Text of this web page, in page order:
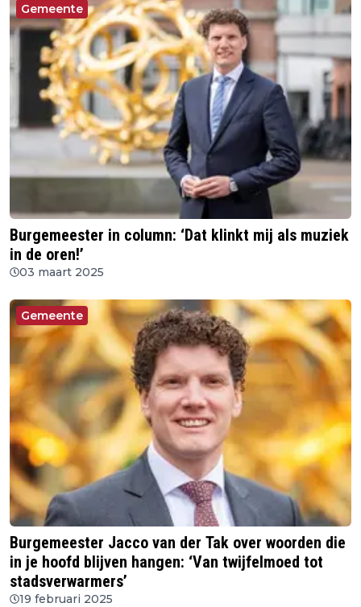
Gemeente
Burgemeester in column: ‘Dat klinkt mij als muziek
in de oren!’
03 maart 2025
Gemeente
Burgemeester Jacco van der Tak over woorden die
in je hoofd blijven hangen: ‘Van twijfelmoed tot
stadsverwarmers’
19 februari 2025